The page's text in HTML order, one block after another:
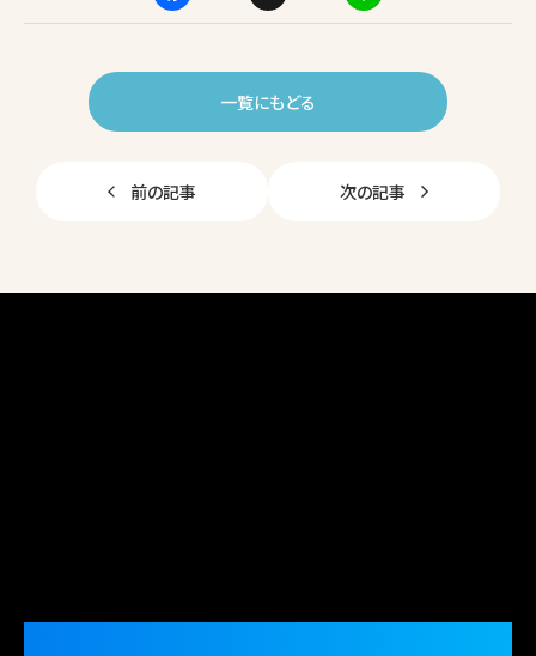
F
a
e
b
k
X Li
n
一覧にもどる
前の記事 次の記事